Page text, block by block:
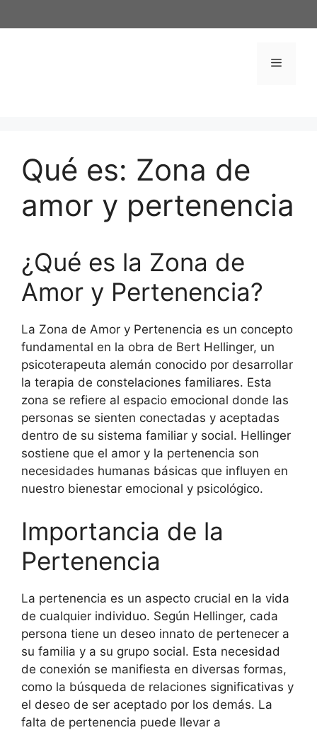
al
Menú
Qué es: Zona de
amor y pertenencia
¿Qué es la Zona de
Amor y Pertenencia?
La Zona de Amor y Pertenencia es un concepto
fundamental en la obra de Bert Hellinger, un
psicoterapeuta alemán conocido por desarrollar
la terapia de constelaciones familiares. Esta
zona se refiere al espacio emocional donde las
personas se sienten conectadas y aceptadas
dentro de su sistema familiar y social. Hellinger
sostiene que el amor y la pertenencia son
necesidades humanas básicas que influyen en
nuestro bienestar emocional y psicológico.
Importancia de la
Pertenencia
La pertenencia es un aspecto crucial en la vida
de cualquier individuo. Según Hellinger, cada
persona tiene un deseo innato de pertenecer a
su familia y a su grupo social. Esta necesidad
de conexión se manifiesta en diversas formas,
como la búsqueda de relaciones significativas y
el deseo de ser aceptado por los demás. La
falta de pertenencia puede llevar a